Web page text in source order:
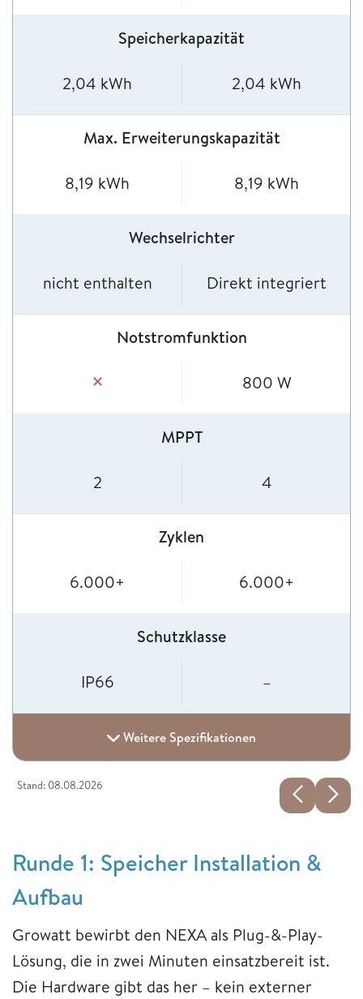
Speicherkapazität
2,04 kWh 2,04 kWh
Max. Erweiterungskapazität
8,19 kWh 8,19 kWh
Wechselrichter
nicht enthalten Direkt integriert
Notstromfunktion
✕ 800 W
MPPT
2 4
Zyklen
6.000+ 6.000+
Schutzklasse
IP66 –
Weitere Spezifikationen
Stand: 08.08.2026
Runde 1: Speicher Installation &
Aufbau
Growatt bewirbt den NEXA als Plug-&-Play-
Lösung, die in zwei Minuten einsatzbereit ist.
Die Hardware gibt das her – kein externer